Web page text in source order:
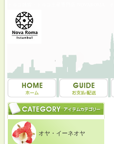
オヤ・イーネオヤ